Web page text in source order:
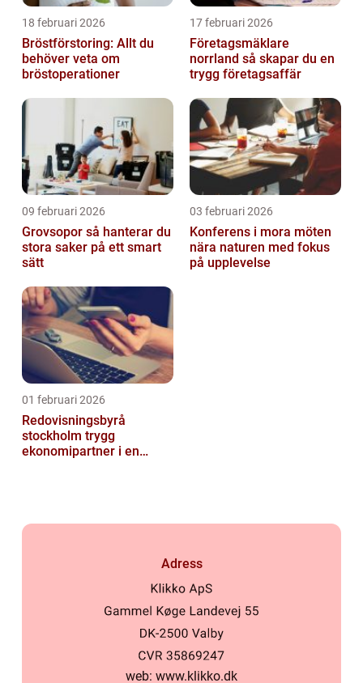
18 februari 2026
Bröstförstoring: Allt du
behöver veta om
bröstoperationer
17 februari 2026
Företagsmäklare
norrland så skapar du en
trygg företagsaffär
09 februari 2026
Grovsopor så hanterar du
stora saker på ett smart
sätt
03 februari 2026
Konferens i mora möten
nära naturen med fokus
på upplevelse
01 februari 2026
Redovisningsbyrå
stockholm trygg
ekonomipartner i en
Adress
web: www.klikko.dk